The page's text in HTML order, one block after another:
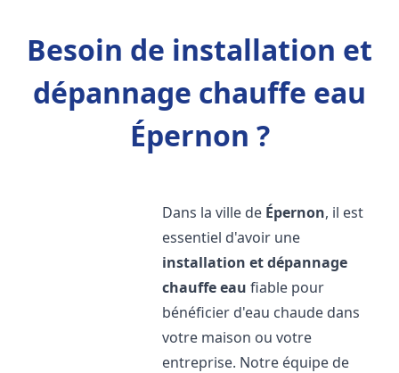
Besoin de installation et
dépannage chauffe eau
Épernon ?
Dans la ville de Épernon, il est
essentiel d'avoir une
installation et dépannage
chauffe eau fiable pour
bénéficier d'eau chaude dans
votre maison ou votre
entreprise. Notre équipe de